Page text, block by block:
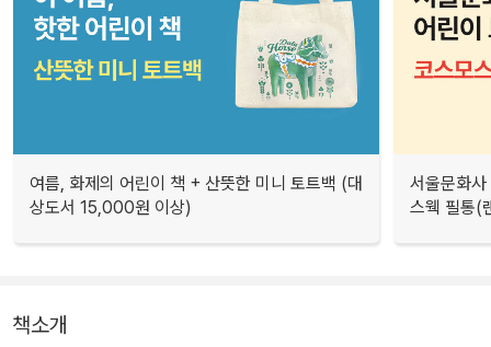
여름, 화제의 어린이 책 + 산뜻한 미니 토트백 (대
상도서 15,000원 이상)
서울문화
스웩 필통(
책소개